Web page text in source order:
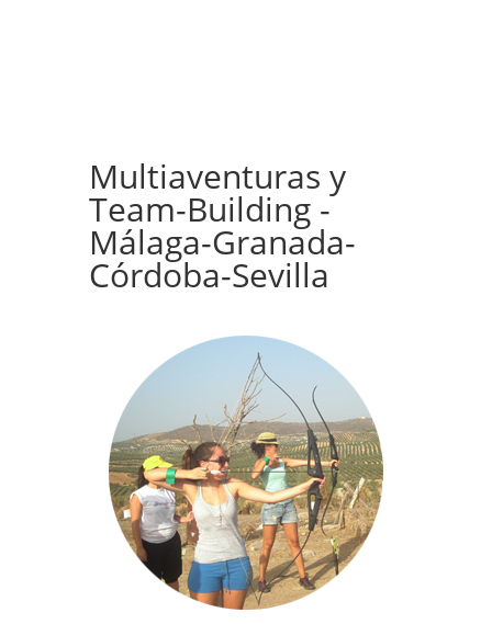
Multiaventuras y
Team-Building -
Málaga-Granada-
Córdoba-Sevilla